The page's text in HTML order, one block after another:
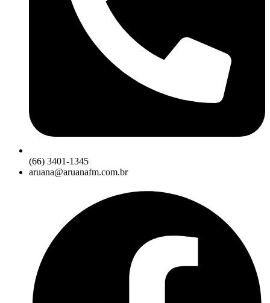
(66) 3401-1345
aruana@aruanafm.com.br